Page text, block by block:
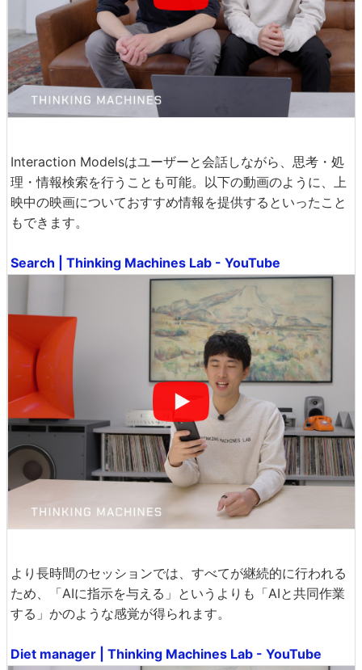
Interaction Modelsはユーザーと会話しながら、思考・処
理・情報検索を行うことも可能。以下の動画のように、上
映中の映画についておすすめ情報を提供するといったこと
もできます。
Search | Thinking Machines Lab - YouTube
より長時間のセッションでは、すべてが継続的に行われる
ため、「AIに指示を与える」というよりも「AIと共同作業
する」かのような感覚が得られます。
Diet manager | Thinking Machines Lab - YouTube